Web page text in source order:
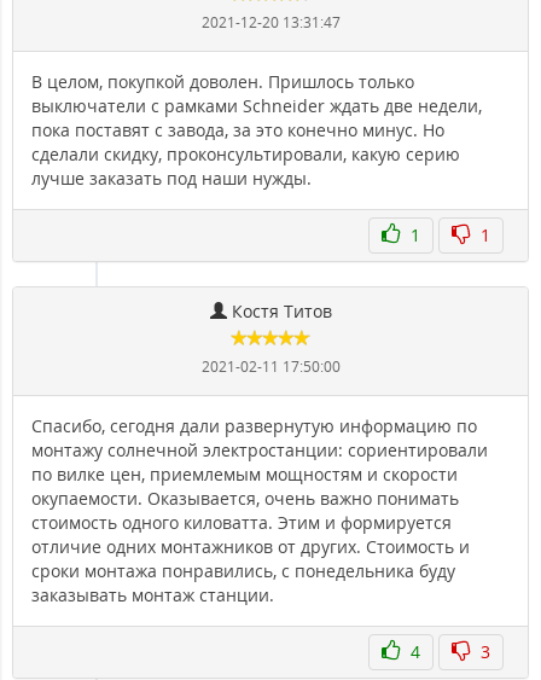
2021-12-20 13:31:47
В целом, покупкой доволен. Пришлось только
выключатели с рамками Schneider ждать две недели,
пока поставят с завода, за это конечно минус. Но
сделали скидку, проконсультировали, какую серию
лучше заказать под наши нужды.
1 1
Костя Титов
2021-02-11 17:50:00
Спасибо, сегодня дали развернутую информацию по
монтажу солнечной электростанции: сориентировали
по вилке цен, приемлемым мощностям и скорости
окупаемости. Оказывается, очень важно понимать
стоимость одного киловатта. Этим и формируется
отличие одних монтажников от других. Стоимость и
сроки монтажа понравились, с понедельника буду
заказывать монтаж станции.
4 3